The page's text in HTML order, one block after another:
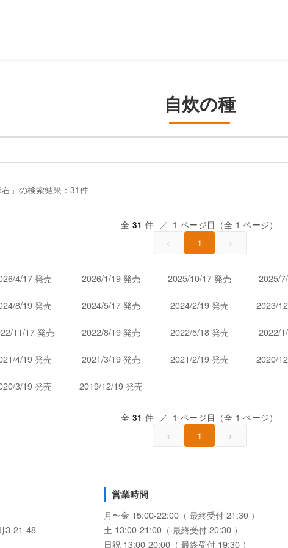
自炊の種
右」の検索結果：31件
全 31 件 ／ 1 ページ目（全 1 ページ）
‹ 1 ›
4/17 発売 2026/1/19 発売 2025/10/17 発売 2025/
8/19 発売 2024/5/17 発売 2024/2/19 発売 2023/
11/17 発売 2022/8/19 発売 2022/5/18 発売 2022/
4/19 発売 2021/3/19 発売 2021/2/19 発売 2020/
3/19 発売 2019/12/19 発売
全 31 件 ／ 1 ページ目（全 1 ページ）
‹ 1 ›
3-21-48
営業時間
月〜金 15:00-22:00（ 最終受付 21:30 ）
土 13:00-21:00（ 最終受付 20:30 ）
日祝 13:00-20:00（ 最終受付 19:30 ）